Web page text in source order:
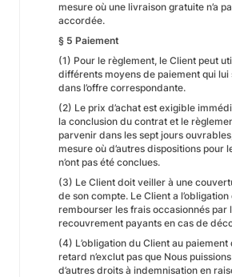
mesure où une livraison gratuite n’a
accordée.
§ 5 Paiement
(1) Pour le règlement, le Client peut
différents moyens de paiement qui lui
dans l’offre correspondante.
(2) Le prix d’achat est exigible
la conclusion du contrat et le
parvenir dans les sept jours
mesure où d’autres dispositions pour
n’ont pas été conclues.
(3) Le Client doit veiller à une
de son compte. Le Client a l’obligation
rembourser les frais occasionnés par
recouvrement payants en cas de
(4) L’obligation du Client au paiement
retard n’exclut pas que Nous
d’autres droits à indemnisation en